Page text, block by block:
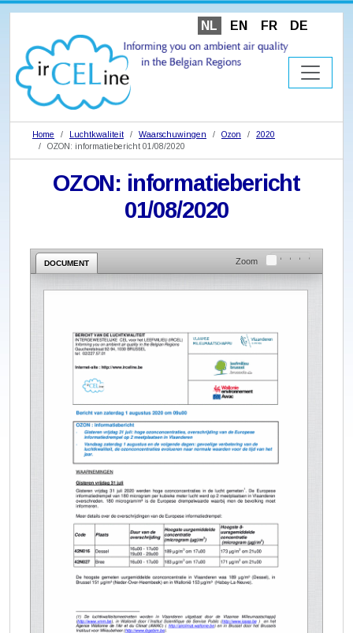
NL EN FR DE
Home Luchtkwaliteit Waarschuwingen Ozon
2020
OZON: informatiebericht 01/08/2020
OZON: informatiebericht
01/08/2020
DOCUMENT Zoom